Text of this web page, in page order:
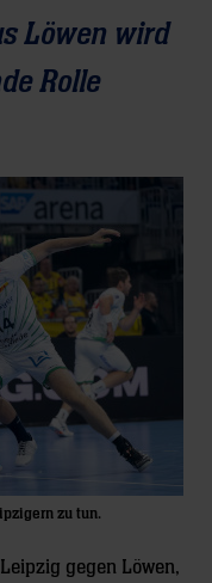
Löwen wird
Rolle
zu tun.
gegen Löwen,